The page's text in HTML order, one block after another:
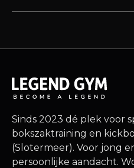
Sinds 2023 dé plek voor
bokszaktraining en
(Slotermeer). Voor jong
persoonlijke aandacht.